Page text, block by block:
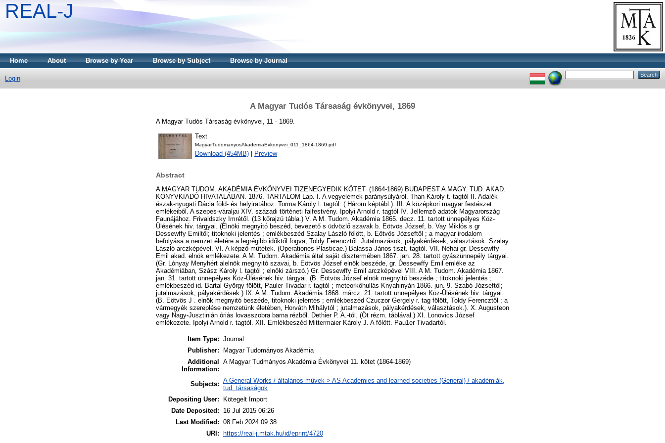
REAL-J
Home About Browse by Year Browse by Subject Browse by Journal
Login
A Magyar Tudós Társaság évkönyvei, 1869
A Magyar Tudós Társaság évkönyvei, 11 - 1869.
Text
MagyarTudomanyosAkademiaEvkonyvei_011_1864-1869.pdf
Download (454MB) Preview
Abstract
A MAGYAR TUDOM. AKADÉMIA ÉVKÖNYVEI TIZENEGYEDIK KÖTET. (1864-1869) BUDAPEST A MAGY. TUD. AKAD.
KÖNYVKIADÓ-HIVATALÁBAN. 1876. TARTALOM Lap. I. A vegyelemek paránysúlyáról. Than Károly t. tagtól II. Adalék
észak-nyugati Dácia föld- és helyiratához. Torma Károly l. tagtól. (.Három képtábl.). III. A középkori magyar festészet
emlékeiből. A szepes-váraljai XIV. századi történeti falfestvény. Ipolyi Arnold r. tagtól IV. Jellemző adatok Magyarország
Faunájához. Frivaldszky Imrétől. (13 kőrajzú tábla.) V. A M. Tudom. Akadémia 1865. decz. 11. tartott ünnepélyes Köz-
Ülésének hiv. tárgyai. (Elnöki megnyitó beszéd, bevezető s üdvözlő szavak b. Eötvös József, b. Vay Miklós s gr
Dessewffy Emiltől; titoknoki jelentés ; emlékbeszéd Szalay László fölött, b. Eötvös Józseftől ; a magyar irodalom
befolyása a nemzet életére a legrégibb időktől fogva, Toldy Ferencztől. Jutalmazások, pályakérdések, választások. Szalay
László arczképével. VI. A képző-műtétek. (Operationes Plasticae.) Balassa János tiszt. tagtól. VII. Néhai gr. Dessewffy
Emil akad. elnök emlékezete. A M. Tudom. Akadémia által saját dísztermében 1867. jan. 28. tartott gyászünnepély tárgyai.
(Gr. Lónyay Menyhért alelnök megnyitó szavai, b. Eötvös József elnök beszéde, gr. Dessewffy Emil emléke az
Akadémiában, Szász Károly l. tagtól ; elnöki zárszó.) Gr. Dessewffy Emil arczképével VIII. A M. Tudom. Akadémia 1867.
jan. 31. tartott ünnepélyes Köz-Ülésének hiv. tárgyai. (B. Eötvös József elnök megnyitó beszéde ; titoknoki jelentés ;
emlékbeszéd id. Bartal György fölött, Pauler Tivadar r. tagtól ; meteorkőhullás Knyahinyán 1866. jun. 9. Szabó Józseftől;
jutalmazások, pályakérdések ) IX. A M. Tudom. Akadémia 1868. márcz. 21. tartott ünnepélyes Köz-Ülésének hiv. tárgyai.
(B. Eötvös J . elnök megnyitó beszéde, titoknoki jelentés ; emlékbeszéd Czuczor Gergely r. tag fölött, Toldy Ferencztől ; a
vármegyék szereplése nemzetünk életében, Horváth Mihálytól ; jutalmazások, pályakérdések, választások.). X. Augusteon
vagy Nagy-Jusztinián óriás lovasszobra barna rézből. Dethier P. A.-tól. (Öt rézm. táblával.) XI. Lonovics József
emlékezete. Ipolyi Arnold r. tagtól. XII. Emlékbeszéd Mittermaier Károly J. A fölött. Pau1er Tivadartól.
Item Type: Journal
Publisher:
Magyar Tudományos Akadémia
Additional
Information:
A Magyar Tudmányos Akadémia Évkönyvei 11. kötet (1864-1869)
Subjects: A General Works / általános művek > AS Academies and learned societies (General) / akadémiák,
tud. társaságok
Depositing User:
Kötegelt Import
Date Deposited:
16 Jul 2015 06:26
Last Modified: 08 Feb 2024 09:38
URI: https://real-j.mtak.hu/id/eprint/4720